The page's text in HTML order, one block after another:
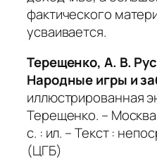
фактического
усваивается.
Терещенко, А. В.
Народные игры и
иллюстрированная
Терещенко. –
с. : ил. – Текст :
(ЦГБ)